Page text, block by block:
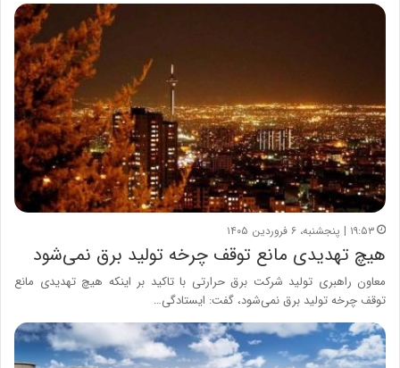
۱۹:۵۳ | پنجشنبه، ۶ فروردین ۱۴۰۵
هیچ تهدیدی مانع توقف چرخه تولید برق نمی‌شود
معاون راهبری تولید شرکت برق حرارتی با تاکید بر اینکه هیچ تهدیدی مانع
توقف چرخه تولید برق نمی‌شود، گفت: ایستادگی…